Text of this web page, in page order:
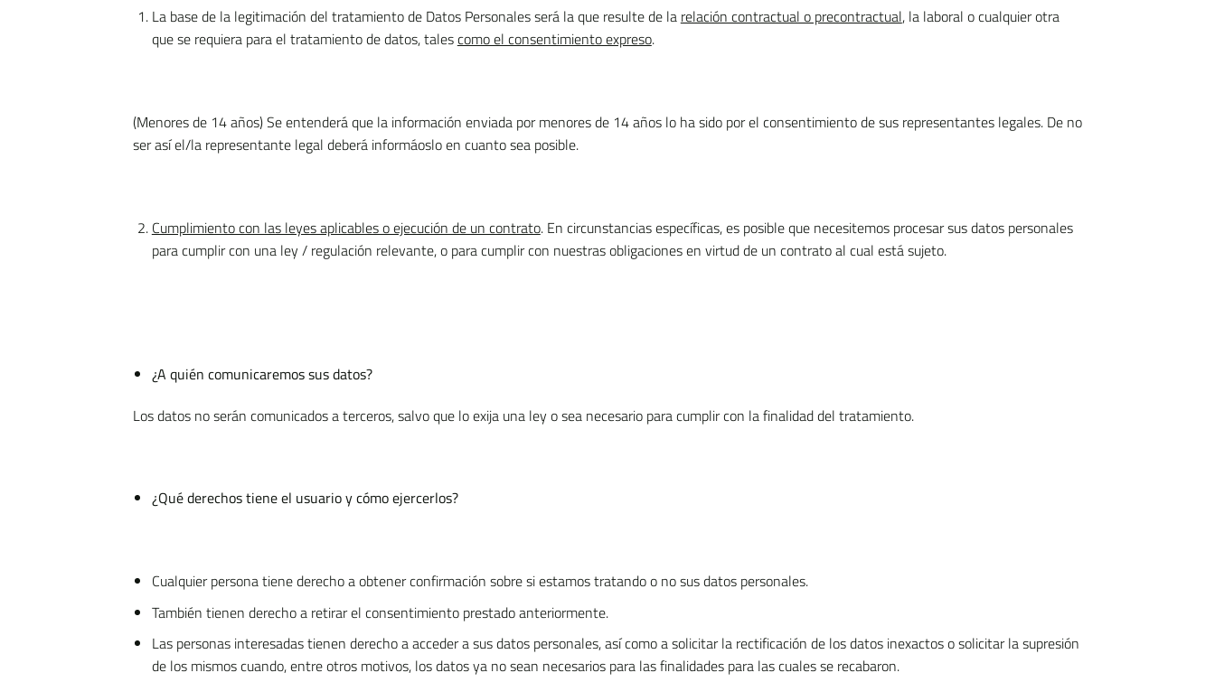
La base de la legitimación del tratamiento de Datos Personales será la que resulte de la relación contractual o precontractual, la laboral o cualquier otra
que se requiera para el tratamiento de datos, talescomo el consentimiento expreso.
(Menores de 14 años) Se entenderá que la información enviada por menores de 14 años lo ha sido por el consentimiento de sus representantes legales. De no
ser así el/la representante legal deberá informáoslo en cuanto sea posible.
Cumplimiento con las leyes aplicables o ejecución de un contrato. En circunstancias específicas, es posible que necesitemos procesar sus datos personales
para cumplir con una ley / regulación relevante, o para cumplir con nuestras obligaciones en virtud de un contrato al cual está sujeto.
¿A quién comunicaremos sus datos?
Los datos no serán comunicados a terceros, salvo que lo exija una ley o sea necesario para cumplir con la finalidad del tratamiento.
¿Qué derechos tiene el usuario y cómo ejercerlos?
Cualquier persona tiene derecho a obtener confirmación sobre si estamos tratando o no sus datos personales.
También tienen derecho a retirar el consentimiento prestado anteriormente.
Las personas interesadas tienen derecho a acceder a sus datos personales, así como a solicitar la rectificación de los datos inexactos o solicitar la supresión
de los mismos cuando, entre otros motivos, los datos ya no sean necesarios para las finalidades para las cuales se recabaron.